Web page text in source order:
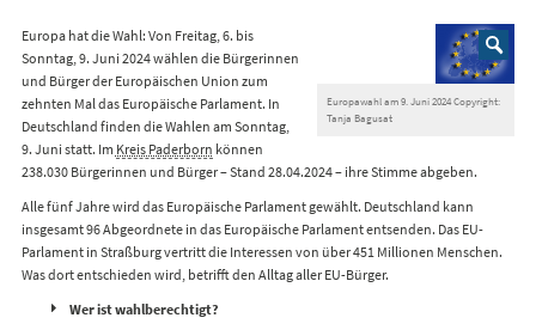
Europawahl am 9. Juni 2024 Copyright:
Tanja Bagusat
Europa hat die Wahl: Von Freitag, 6. bis
Sonntag, 9. Juni 2024 wählen die Bürgerinnen
und Bürger der Europäischen Union zum
zehnten Mal das Europäische Parlament. In
Deutschland finden die Wahlen am Sonntag,
9. Juni statt. Im Kreis Paderborn können
238.030 Bürgerinnen und Bürger – Stand 28.04.2024 – ihre Stimme abgeben.
Alle fünf Jahre wird das Europäische Parlament gewählt. Deutschland kann
insgesamt 96 Abgeordnete in das Europäische Parlament entsenden. Das EU-
Parlament in Straßburg vertritt die Interessen von über 451 Millionen Menschen.
Was dort entschieden wird, betrifft den Alltag aller EU-Bürger.
Wer ist wahlberechtigt?